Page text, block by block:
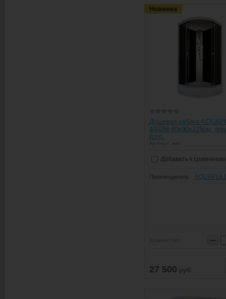
Новинка
Душевая кабина
4002M 90х90х225см.
(c/п).
нет
Добавить к сравнению
Производитель
−
27 500 руб.